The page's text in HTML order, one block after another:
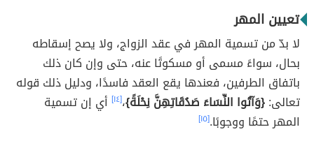
تعيين المهر
لا بدّ من تسمية المهر في عقد الزواج، ولا يصح إسقاطه
بحال، سواءً مسمى أو مسكوتًا عنه، حتى وإن كان ذلك
باتفاق الطرفين، فعندها يقع العقد فاسدًا، ودليل ذلك قوله
تعالى:{وَآتُوا النِّسَاءَ صَدُقَاتِهِنَّ نِحْلَةً}،[١٤]
أي إن تسمية
المهر حتمًا ووجوبًا.[١٥]